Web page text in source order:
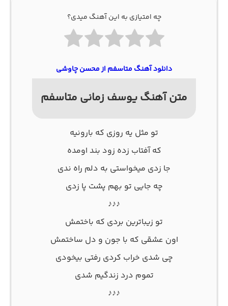
چه امتیازی به این آهنگ میدی؟
دانلود آهنگ متاسفم از محسن چاوشی
متن آهنگ یوسف زمانی متاسفم
تو مثل یه روزی که بارونیه
که آفتاب زده زود بند اومده
جا زدی میخواستی به دلم راه ندی
چه جایی تو بهم پشت پا زدی
♪♪♪
تو زیباترین بردی که باختمش
اون عشقی که با جون و دل ساختمش
چی شدی خراب کردی رفتی بیخودی
تموم درد زندگیم شدی
♪♪♪